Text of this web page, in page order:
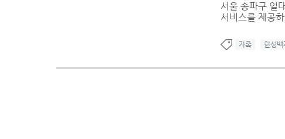
서울 송파구 일
서비스를 제공
가족 한성백